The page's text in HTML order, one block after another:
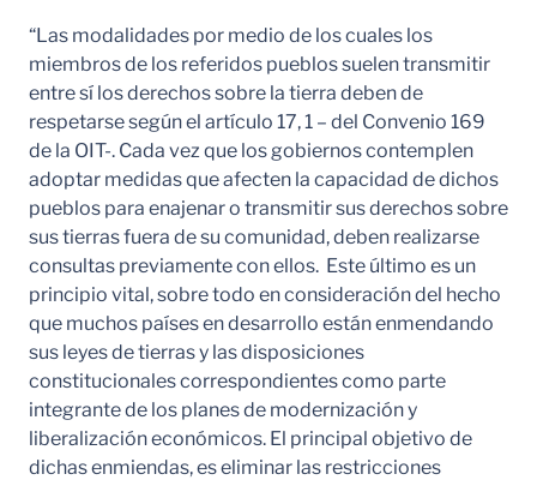
“Las modalidades por medio de los cuales los
miembros de los referidos pueblos suelen transmitir
entre sí los derechos sobre la tierra deben de
respetarse según el artículo 17, 1 – del Convenio 169
de la OIT-. Cada vez que los gobiernos contemplen
adoptar medidas que afecten la capacidad de dichos
pueblos para enajenar o transmitir sus derechos sobre
sus tierras fuera de su comunidad, deben realizarse
consultas previamente con ellos. Este último es un
principio vital, sobre todo en consideración del hecho
que muchos países en desarrollo están enmendando
sus leyes de tierras y las disposiciones
constitucionales correspondientes como parte
integrante de los planes de modernización y
liberalización económicos. El principal objetivo de
dichas enmiendas, es eliminar las restricciones